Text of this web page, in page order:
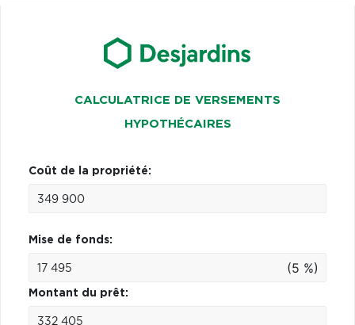
CALCULATRICE DE VERSEMENTS
HYPOTHÉCAIRES
Coût de la propriété:
Mise de fonds:
(5 %)
Montant du prêt: